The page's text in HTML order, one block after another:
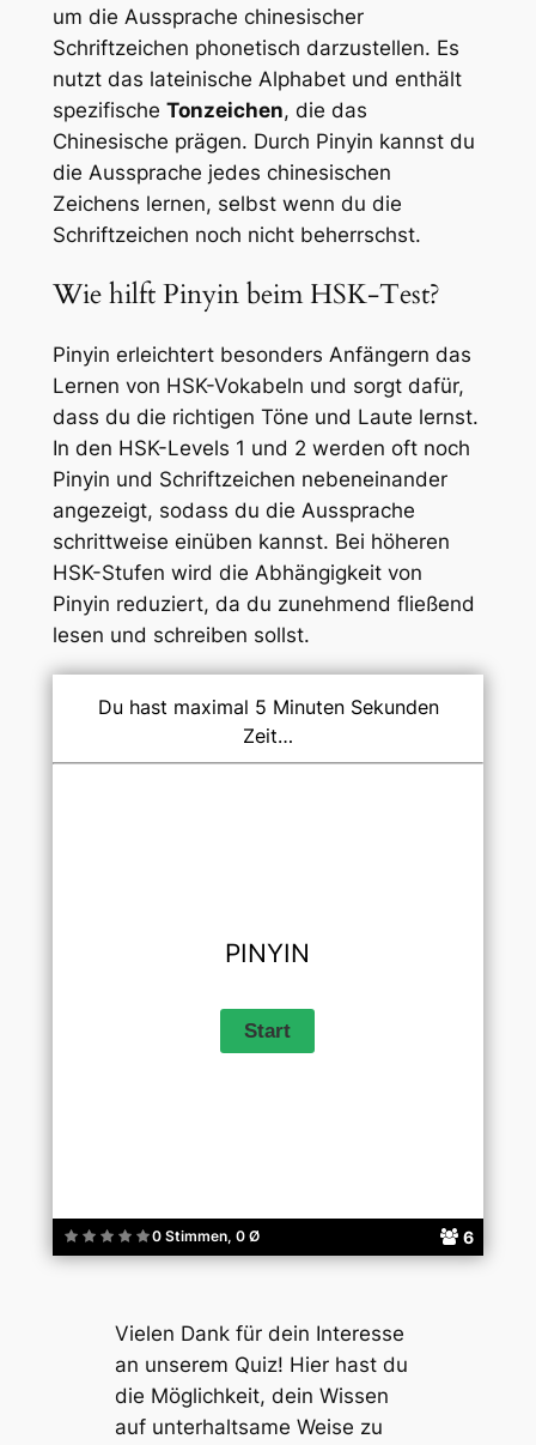
um die Aussprache chinesischer
Schriftzeichen phonetisch darzustellen. Es
nutzt das lateinische Alphabet und enthält
spezifische Tonzeichen, die das
Chinesische prägen. Durch Pinyin kannst du
die Aussprache jedes chinesischen
Zeichens lernen, selbst wenn du die
Schriftzeichen noch nicht beherrschst.
Wie hilft Pinyin beim HSK-Test?
Pinyin erleichtert besonders Anfängern das
Lernen von HSK-Vokabeln und sorgt dafür,
dass du die richtigen Töne und Laute lernst.
In den HSK-Levels 1 und 2 werden oft noch
Pinyin und Schriftzeichen nebeneinander
angezeigt, sodass du die Aussprache
schrittweise einüben kannst. Bei höheren
HSK-Stufen wird die Abhängigkeit von
Pinyin reduziert, da du zunehmend fließend
lesen und schreiben sollst.
0 Stimmen, 0 Ø 6
Du hast maximal 5 Minuten Sekunden
Zeit…
PINYIN
Vielen Dank für dein Interesse
an unserem Quiz! Hier hast du
die Möglichkeit, dein Wissen
auf unterhaltsame Weise zu